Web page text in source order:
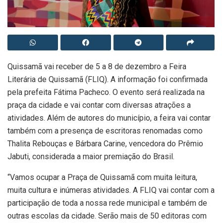
Quissamã vai receber de 5 a 8 de dezembro a Feira
Literária de Quissamã (FLIQ). A informação foi confirmada
pela prefeita Fátima Pacheco. O evento será realizada na
praça da cidade e vai contar com diversas atrações a
atividades. Além de autores do município, a feira vai contar
também com a presença de escritoras renomadas como
Thalita Rebouças e Bárbara Carine, vencedora do Prêmio
Jabuti, considerada a maior premiação do Brasil.
“Vamos ocupar a Praça de Quissamã com muita leitura,
muita cultura e inúmeras atividades. A FLIQ vai contar com a
participação de toda a nossa rede municipal e também de
outras escolas da cidade. Serão mais de 50 editoras com